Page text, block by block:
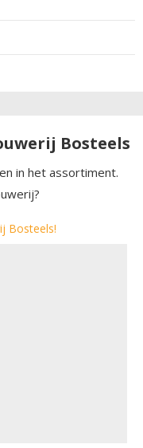
Bosteels
in het assortiment.
Bosteels!